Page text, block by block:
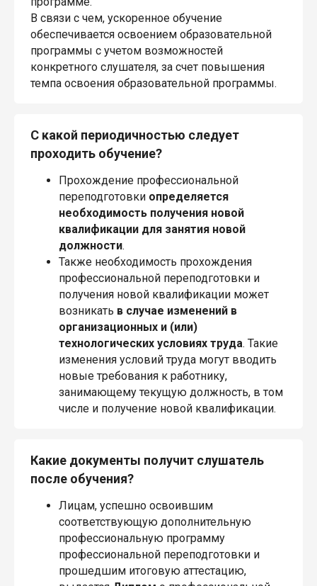
В связи с чем, ускоренное обучение
обеспечивается освоением образовательной
программы с учетом возможностей
конкретного слушателя, за счет повышения
темпа освоения образовательной программы.
С какой периодичностью следует
проходить обучение?
Прохождение профессиональной
переподготовки определяется
необходимость получения новой
квалификации для занятия новой
должности.
Также необходимость прохождения
профессиональной переподготовки и
получения новой квалификации может
возникать в случае изменений в
организационных и (или)
технологических условиях труда. Такие
изменения условий труда могут вводить
новые требования к работнику,
занимающему текущую должность, в том
числе и получение новой квалификации.
Какие документы получит слушатель
после обучения?
Лицам, успешно освоившим
соответствующую дополнительную
профессиональную программу
профессиональной переподготовки и
прошедшим итоговую аттестацию,